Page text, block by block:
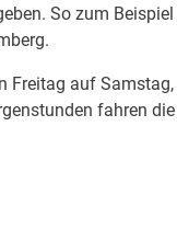
So zum
Freitag auf
fahren